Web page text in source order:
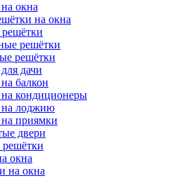
окна
на окна
решётки
решётки
дачи
балкон
кондиционеры
на лоджию
приямки
двери
окна
на окна